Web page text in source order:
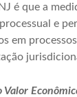
é que a
e
em
Valor